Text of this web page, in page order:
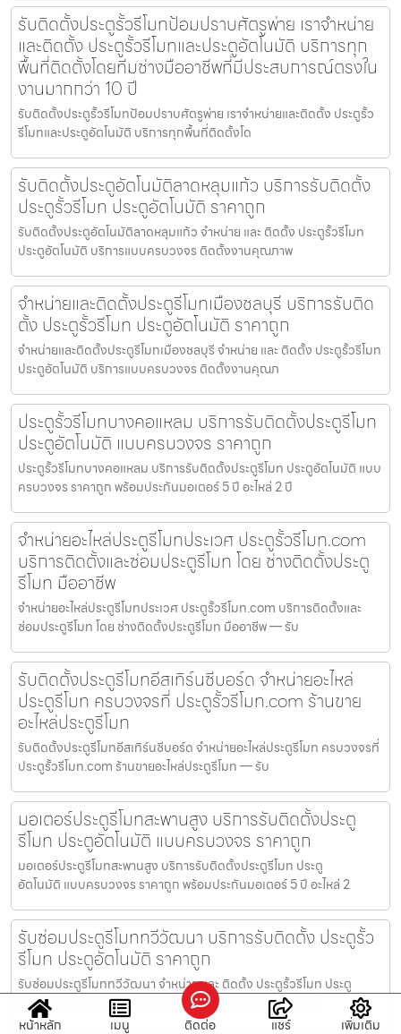
รับติดตั้งประตูรั้วรีโมทป้อมปราบศัตรูพ่าย เราจำหน่าย
และติดตั้ง ประตูรั้วรีโมทและประตูอัตโนมัติ บริการทุก
พื้นที่ติดตั้งโดยทีมช่างมืออาชีพที่มีประสบการณ์ตรงใน
งานมากกว่า 10 ปี
รับติดตั้งประตูรั้วรีโมทป้อมปราบศัตรูพ่าย เราจำหน่ายและติดตั้ง ประตูรั้ว
รีโมทและประตูอัตโนมัติ บริการทุกพื้นที่ติดตั้งโด
รับติดตั้งประตูอัตโนมัติลาดหลุมแก้ว บริการรับติดตั้ง
ประตูรั้วรีโมท ประตูอัตโนมัติ ราคาถูก
รับติดตั้งประตูอัตโนมัติลาดหลุมแก้ว จำหน่าย และ ติดตั้ง ประตูรั้วรีโมท
ประตูอัตโนมัติ บริการแบบครบวงจร ติดตั้งงานคุณภาพ
จำหน่ายและติดตั้งประตูรีโมทเมืองชลบุรี บริการรับติด
ตั้ง ประตูรั้วรีโมท ประตูอัตโนมัติ ราคาถูก
จำหน่ายและติดตั้งประตูรีโมทเมืองชลบุรี จำหน่าย และ ติดตั้ง ประตูรั้วรีโมท
ประตูอัตโนมัติ บริการแบบครบวงจร ติดตั้งงานคุณภ
ประตูรั้วรีโมทบางคอแหลม บริการรับติดตั้งประตูรีโมท
ประตูอัตโนมัติ แบบครบวงจร ราคาถูก
ประตูรั้วรีโมทบางคอแหลม บริการรับติดตั้งประตูรีโมท ประตูอัตโนมัติ แบบ
ครบวงจร ราคาถูก พร้อมประกันมอเตอร์ 5 ปี อะไหล่ 2 ปี
จำหน่ายอะไหล่ประตูรีโมทประเวศ ประตูรั้วรีโมท.com
บริการติดตั้งและซ่อมประตูรีโมท โดย ช่างติดตั้งประตู
รีโมท มืออาชีพ
จำหน่ายอะไหล่ประตูรีโมทประเวศ ประตูรั้วรีโมท.com บริการติดตั้งและ
ซ่อมประตูรีโมท โดย ช่างติดตั้งประตูรีโมท มืออาชีพ — รับ
รับติดตั้งประตูรีโมทอีสเทิร์นซีบอร์ด จำหน่ายอะไหล่
ประตูรีโมท ครบวงจรที่ ประตูรั้วรีโมท.com ร้านขาย
อะไหล่ประตูรีโมท
รับติดตั้งประตูรีโมทอีสเทิร์นซีบอร์ด จำหน่ายอะไหล่ประตูรีโมท ครบวงจรที่
ประตูรั้วรีโมท.com ร้านขายอะไหล่ประตูรีโมท — รับ
มอเตอร์ประตูรีโมทสะพานสูง บริการรับติดตั้งประตู
รีโมท ประตูอัตโนมัติ แบบครบวงจร ราคาถูก
มอเตอร์ประตูรีโมทสะพานสูง บริการรับติดตั้งประตูรีโมท ประตู
อัตโนมัติ แบบครบวงจร ราคาถูก พร้อมประกันมอเตอร์ 5 ปี อะไหล่ 2
รับซ่อมประตูรีโมททวีวัฒนา บริการรับติดตั้ง ประตูรั้ว
รีโมท ประตูอัตโนมัติ ราคาถูก
รับซ่อมประตูรีโมททวีวัฒนา จำหน่าย และ ติดตั้ง ประตูรั้วรีโมท ประตู
อัตโนมัติ บริการแบบครบวงจร ติดตั้งงานคุณภาพ และ รวดเร็
หน้าหลัก
เมนู ติดต่อ แชร์ เพิ่มเติม